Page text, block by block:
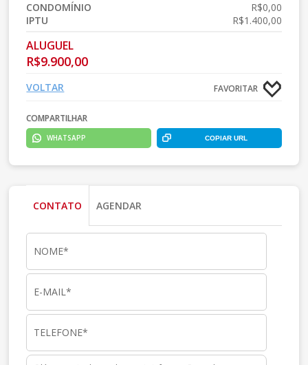
CONDOMÍNIO
R$0,00
IPTU
R$1.400,00
ALUGUEL
R$9.900,00
FAVORITAR
VOLTAR
COMPARTILHAR
WHATSAPP COPIAR URL
CONTATO AGENDAR